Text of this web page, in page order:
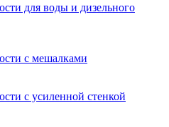
для воды и дизельного
с мешалками
с усиленной стенкой